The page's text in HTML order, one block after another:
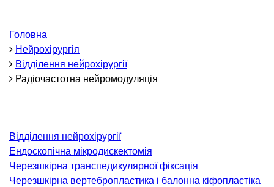
та онкохірургія
Головна
Нейрохірургія
Відділення нейрохірургії
Радіочастотна нейромодуляція
Відділення нейрохірургії
Ендоскопічна мікродискектомія
Черезшкірна транспедикулярної фіксація
Черезшкірна вертебропластика і балонна кіфопластіка